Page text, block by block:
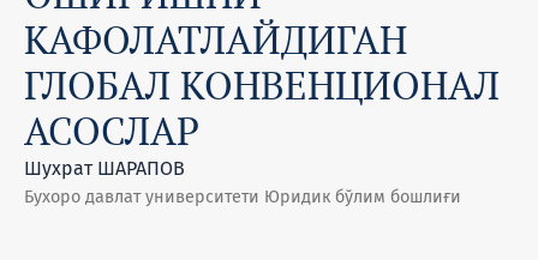
КАФОЛАТЛАЙДИГАН
ГЛОБАЛ КОНВЕНЦИОНАЛ
АСОСЛАР
Шухрат ШАРАПОВ
Бухоро давлат университети Юридик бўлим бошлиғи